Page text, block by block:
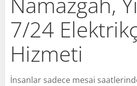
7/24
Hizmeti
İnsanlar sadece mesai